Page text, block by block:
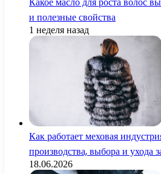
и полезные свойства
1 неделя назад
Как работает меховая
производства, выбора и ухода
18.06.2026